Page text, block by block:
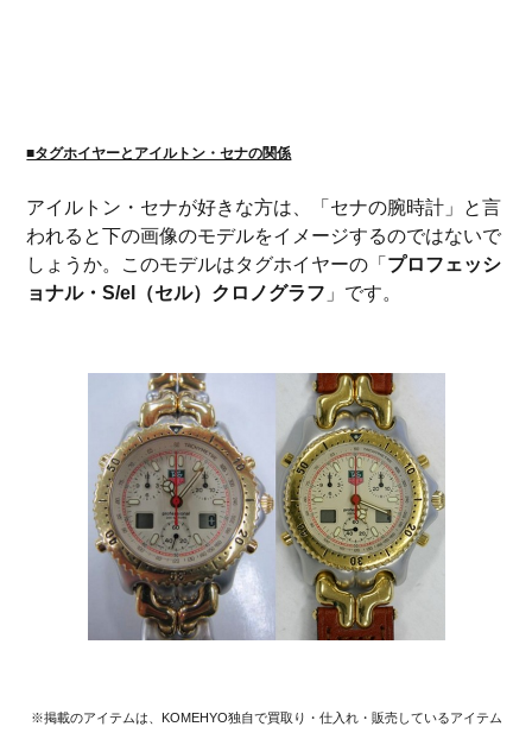
■タグホイヤーとアイルトン・セナの関係
アイルトン・セナが好きな方は、「セナの腕時計」と言
われると下の画像のモデルをイメージするのではないで
しょうか。このモデルはタグホイヤーの「 プロフェッシ
ョナル・S/el（セル）クロノグラフ 」です。
※掲載のアイテムは、KOMEHYO独自で買取り・仕入れ・販売しているアイテム